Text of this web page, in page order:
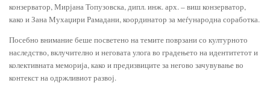
конзерватор, Мирјана Топузовска, дипл. инж. арх. – виш конзерватор,
како и Зана Мухаџири Рамадани, координатор за меѓународна соработка.
Посебно внимание беше посветено на темите поврзани со културното
наследство, вклучително и неговата улога во градењето на идентитетот и
колективната меморија, како и предизвиците за негово зачувување во
контекст на одржливиот развој.